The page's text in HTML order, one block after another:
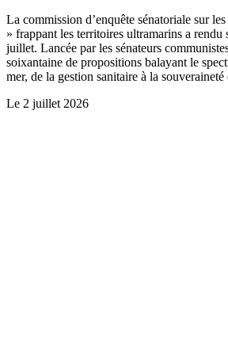
La commission d’enquête sénatoriale sur
» frappant les territoires ultramarins a rendu
juillet. Lancée par les sénateurs
soixantaine de propositions balayant le
mer, de la gestion sanitaire à la
Le 2 juillet 2026